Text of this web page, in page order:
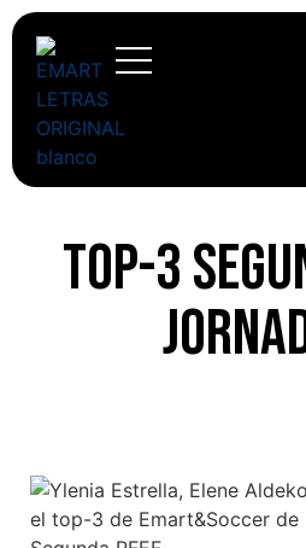
Top-3